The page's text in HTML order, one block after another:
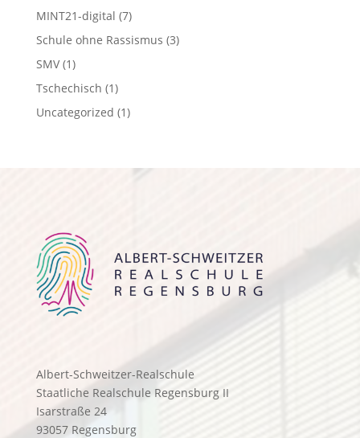
MINT21-digital (7)
Schule ohne Rassismus (3)
SMV(1)
Tschechisch (1)
Uncategorized (1)
Albert-Schweitzer-Realschule
Staatliche Realschule Regensburg II
Isarstraße 24
93057 Regensburg